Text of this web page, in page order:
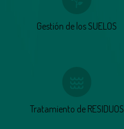
Gestión de los SUELOS
Tratamiento de RESIDUOS